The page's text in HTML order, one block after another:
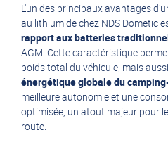
L'un des principaux avantages
au lithium de chez NDS Dometic
rapport aux batteries
AGM. Cette caractéristique
poids total du véhicule, mais
énergétique globale du
meilleure autonomie et une
optimisée, un atout majeur pour
route.